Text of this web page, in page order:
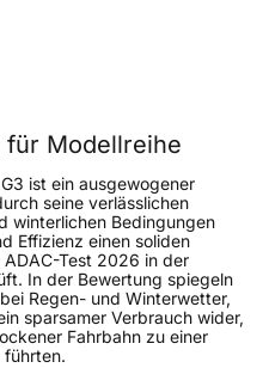
für Modellreihe
ist ein ausgewogener
seine verlässlichen
winterlichen Bedingungen
Effizienz einen soliden
ADAC-Test 2026 in der
In der Bewertung spiegeln
Regen- und Winterwetter,
sparsamer Verbrauch wider,
Fahrbahn zu einer